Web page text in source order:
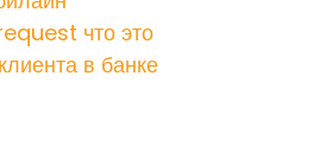
что это
в банке